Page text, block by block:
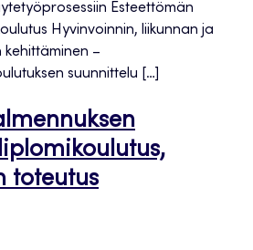
Esteettömän
Hyvinvoinnin, liikunnan ja
kehittäminen –
suunnittelu […]
toteutus